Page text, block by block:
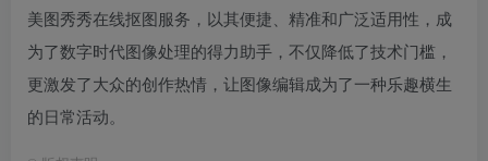
美图秀秀在线抠图服务，以其便捷、精准和广泛适用性，成
为了数字时代图像处理的得力助手，不仅降低了技术门槛，
更激发了大众的创作热情，让图像编辑成为了一种乐趣横生
的日常活动。